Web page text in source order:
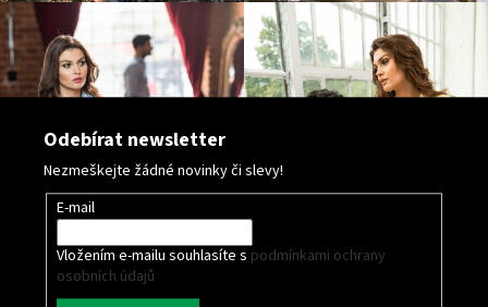
Odebírat newsletter
Nezmeškejte žádné novinky či slevy!
E-mail
Vložením e-mailu souhlasíte s podmínkami ochrany
osobních údajů